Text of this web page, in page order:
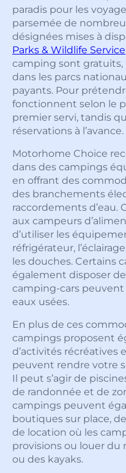
paradis pour les
parsemée de
désignées mises à
Parks & Wildlife Service
camping sont
dans les parcs
payants. Pour
fonctionnent selon le
premier servi, tandis
réservations à l’avance.
Motorhome Choice
dans des campings
en offrant des
des branchements
raccordements
aux campeurs
d’utiliser les
réfrigérateur,
les douches. Certains
également disposer
camping-cars peuvent
eaux usées.
En plus de ces
campings proposent
d’activités récréatives
peuvent rendre votre
Il peut s’agir de
de randonnée et de
campings peuvent
boutiques sur place,
de location où les
provisions ou louer du
ou des kayaks.